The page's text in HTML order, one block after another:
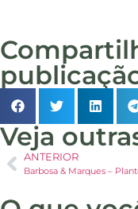
Veja
ANTERIOR